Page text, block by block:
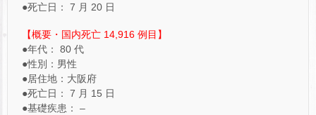
●死亡日： 7 月 20 日
【概要・国内死亡 14,916 例目】
●年代： 80 代
●性別：男性
●居住地：大阪府
●死亡日： 7 月 15 日
●基礎疾患： –